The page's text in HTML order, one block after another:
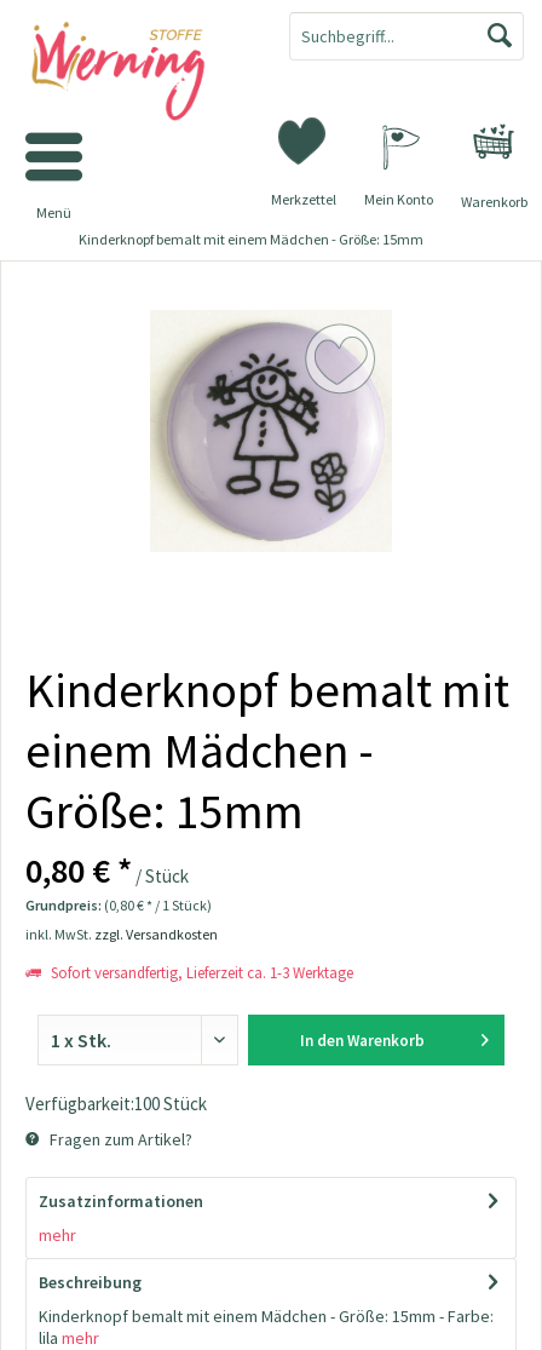
Warenkorb
Merkzettel Mein Konto
Menü
Kinderknopf bemalt mit einem Mädchen - Größe: 15mm
Kinderknopf bemalt mit
einem Mädchen -
Größe: 15mm
0,80 € * / Stück
Grundpreis: (0,80 € * / 1 Stück)
inkl. MwSt. zzgl. Versandkosten
Sofort versandfertig, Lieferzeit ca. 1-3 Werktage
In den Warenkorb
Verfügbarkeit:100 Stück
Fragen zum Artikel?
Zusatzinformationen
mehr
Beschreibung
Kinderknopf bemalt mit einem Mädchen - Größe: 15mm - Farbe:
lila mehr